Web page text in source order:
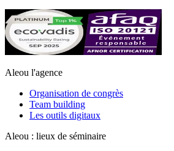
Aleou l'agence
Organisation de congrès
Team building
Les outils digitaux
Aleou : lieux de séminaire